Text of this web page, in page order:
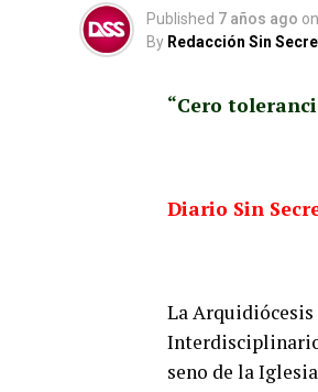
Published 7 años ago on
By Redacción Sin
“Cero
Diario Sin
La
Interdisciplinario
seno de la